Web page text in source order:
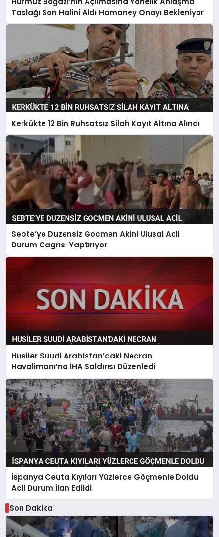
Taslağı Son Halini Aldı Hamaney Onayı Bekleniyor
Kerkükte 12 Bin Ruhsatsız Silah Kayıt Altına Alındı
Sebte’ye Duzensiz Gocmen Akini Ulusal Acil
Durum Cagrısı Yaptırıyor
Husiler Suudi Arabistan’daki Necran
Havalimanı’na İHA Saldırısı Düzenledi
İspanya Ceuta Kıyıları Yüzlerce Göçmenle Doldu
Acil Durum İlan Edildi
Son Dakika